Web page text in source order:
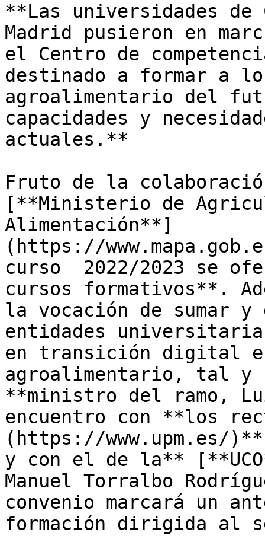
**Las universidades
Madrid pusieron en
el Centro de
destinado a formar a
agroalimentario del
capacidades y
actuales.**
Fruto de la
[**Ministerio de
Alimentación**]
(https://
curso  2022/2023 se
cursos formativos**.
la vocación de sumar
entidades
en transición digital
agroalimentario, tal y
**ministro del ramo,
encuentro con **los
(https://www.upm.es/
y con el de la**
Manuel Torralbo
convenio marcará un
formación dirigida al